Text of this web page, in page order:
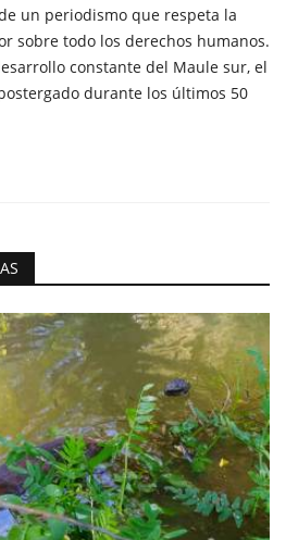
un periodismo que respeta la
sobre todo los derechos humanos.
constante del Maule sur, el
durante los últimos 50